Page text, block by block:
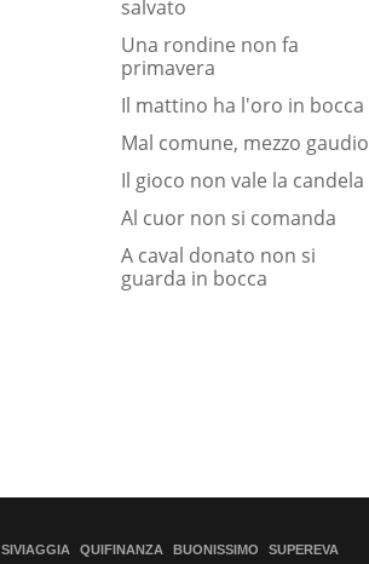
salvato
Una rondine non fa
primavera
Il mattino ha l'oro in bocca
Mal comune, mezzo gaudio
Il gioco non vale la candela
Al cuor non si comanda
A caval donato non si
guarda in bocca
SIVIAGGIA QUIFINANZA BUONISSIMO SUPEREVA